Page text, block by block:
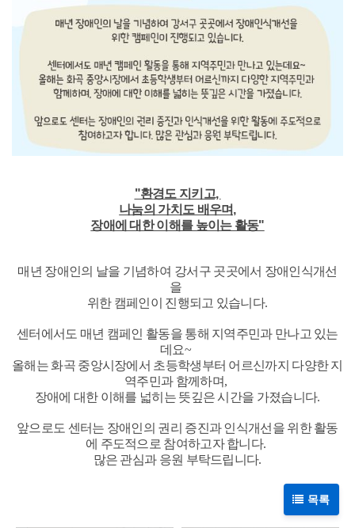
"환경도 지키고,
나눔의 가치도 배우며,
장애에 대한 이해를 높이는 활동"
매년 장애인의 날을 기념하여 강서구 곳곳에서 장애인식개선
을
위한 캠페인이 진행되고 있습니다.
센터에서도 매년 캠페인 활동을 통해 지역주민과 만나고 있는
데요~
올해는 화곡 중앙시장에서 초등학생부터 어르신까지 다양한 지
역주민과 함께하며,
장애에 대한 이해를 넓히는 뜻깊은 시간을 가졌습니다.
앞으로도 센터는 장애인의 권리 증진과 인식개선을 위한 활동
에 주도적으로 참여하고자 합니다.
많은 관심과 응원 부탁드립니다.
목록